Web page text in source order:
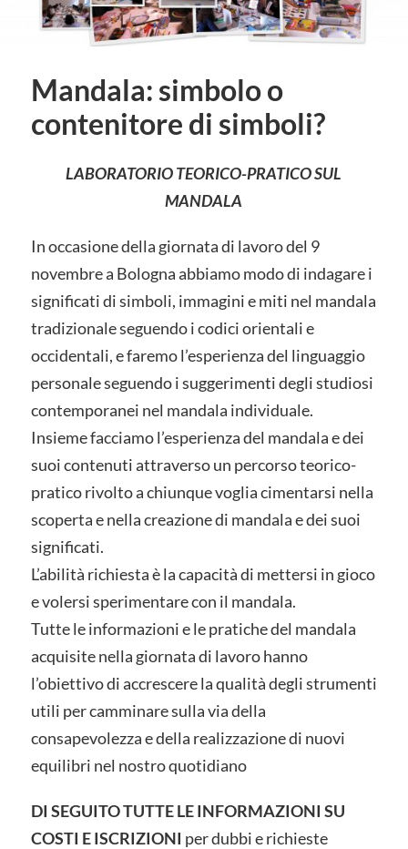
Mandala: simbolo o
contenitore di simboli?
LABORATORIO TEORICO-PRATICO SUL
MANDALA
In occasione della giornata di lavoro del 9
novembre a Bologna abbiamo modo di indagare i
significati di simboli, immagini e miti nel mandala
tradizionale seguendo i codici orientali e
occidentali, e faremo l’esperienza del linguaggio
personale seguendo i suggerimenti degli studiosi
contemporanei nel mandala individuale.
Insieme facciamo l’esperienza del mandala e dei
suoi contenuti attraverso un percorso teorico-
pratico rivolto a chiunque voglia cimentarsi nella
scoperta e nella creazione di mandala e dei suoi
significati.
L’abilità richiesta è la capacità di mettersi in gioco
e volersi sperimentare con il mandala.
Tutte le informazioni e le pratiche del mandala
acquisite nella giornata di lavoro hanno
l’obiettivo di accrescere la qualità degli strumenti
utili per camminare sulla via della
consapevolezza e della realizzazione di nuovi
equilibri nel nostro quotidiano
DI SEGUITO TUTTE LE INFORMAZIONI SU
COSTI E ISCRIZIONI per dubbi e richieste